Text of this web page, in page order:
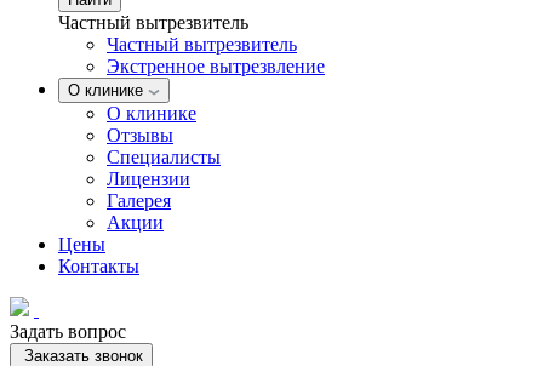
Частный вытрезвитель
Частный вытрезвитель
Экстренное вытрезвление
О клинике
О клинике
Отзывы
Специалисты
Лицензии
Галерея
Акции
Цены
Контакты
Задать вопрос
Заказать звонок